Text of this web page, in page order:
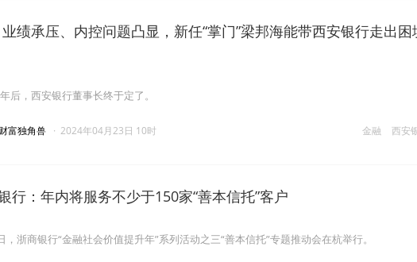
业绩承压、内控问题凸显，新任“掌门”梁邦海能带西安银行走出困
后，西安银行董事长终于定了。
金融 西安
财富独角兽 · 2024年04月23日 10时
行：年内将服务不少于150家“善本信托”客户
，浙商银行“金融社会价值提升年”系列活动之三“善本信托”专题推动会在杭举行。